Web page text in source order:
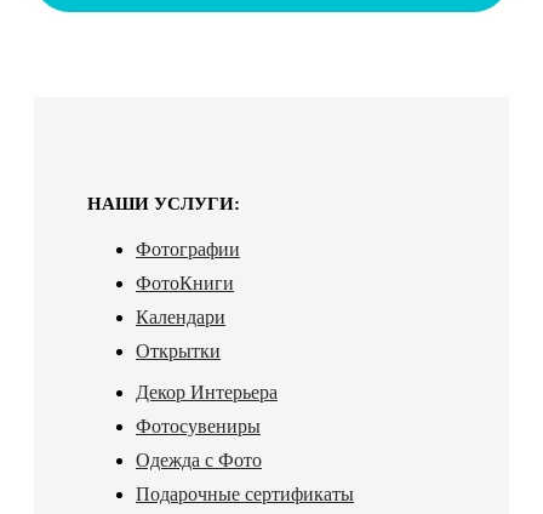
НАШИ УСЛУГИ:
Фотографии
ФотоКниги
Календари
Открытки
Декор Интерьера
Фотосувениры
Одежда с Фото
Подарочные сертификаты